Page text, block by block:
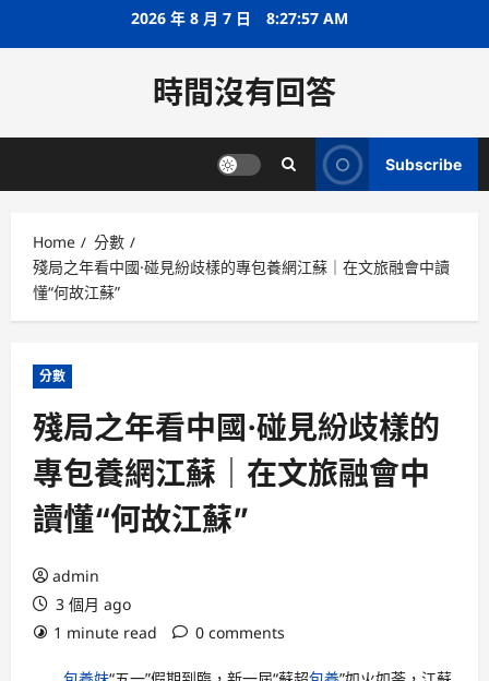
2026 年 8 月 7 日 8:27:57 AM
時間沒有回答
Subscribe
Home
分數
殘局之年看中國·碰見紛歧樣的專包養網江蘇｜在文旅融會中讀
懂“何故江蘇”
分數
殘局之年看中國·碰見紛歧樣的
專包養網江蘇｜在文旅融會中
讀懂“何故江蘇”
admin
3 個月 ago
1 minute read
0 comments